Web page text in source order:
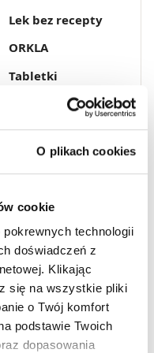
O plikach cookies
cookie
technologii
doświadczeń z
Klikając
się na wszystkie pliki
o Twój komfort
podstawie Twoich
dopasowania
Lek bez recepty
ORKLA
Tabletki
Temperatura